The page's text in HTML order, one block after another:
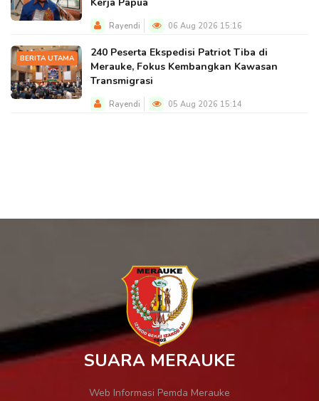
Rayendi 06 Aug 2026 15:16
BERITA UTAMA
240 Peserta Ekspedisi Patriot Tiba di
Merauke, Fokus Kembangkan Kawasan
Transmigrasi
Rayendi 05 Aug 2026 15:14
SUARA MERAUKE
Web Informasi Pemda Merauke